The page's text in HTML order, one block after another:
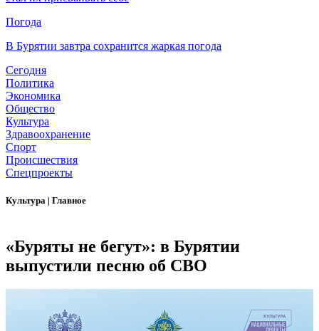
Погода
В Бурятии завтра сохранится жаркая погода
Сегодня
Политика
Экономика
Общество
Культура
Здравоохранение
Спорт
Происшествия
Спецпроекты
Культура | Главное
«Буряты не бегут»: в Бурятии
выпустили песню об СВО